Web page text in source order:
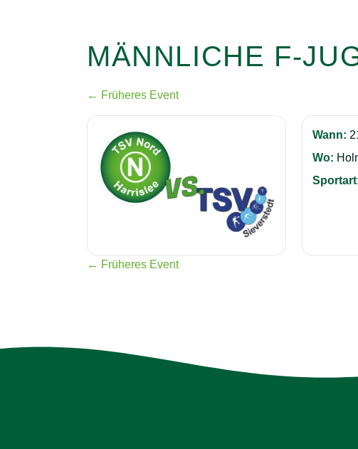
MÄNNLICHE F-
← Früheres Event
Wann:
Wo:
← Früheres Event